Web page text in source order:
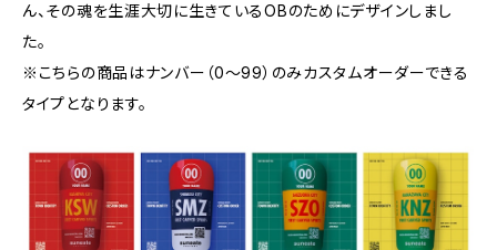
ん、その魂を生涯大切に生きているOBのためにデザインしまし
た。
※こちらの商品はナンバー（0〜99）のみカスタムオーダーできる
タイプとなります。